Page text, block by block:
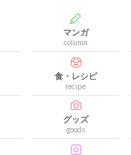
マンガ
column
食・レシピ
recipe
グッズ
goods